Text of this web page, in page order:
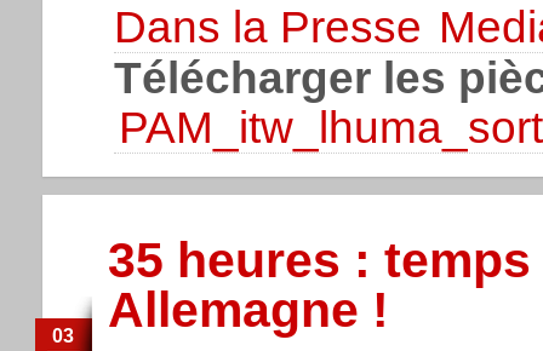
Dans la Presse
Télécharger les
35 heures :
Allemagne !
03